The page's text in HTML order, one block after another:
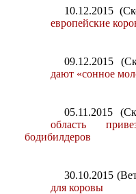
10.12.2015
европейские
09.12.2015
дают «сонное
05.11.2015
область
бодибилдеров
30.10.2015
для коровы